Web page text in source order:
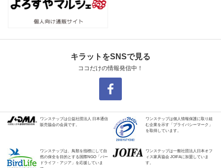
キラットをSNSで見る
ココだけの情報発信中！
ワンステップは公益社団法人 日本通信
販売協会の会員です。
ワンステップは個人情報保護に取り組
む企業を示す「プライバシーマーク」
を取得しています。
ワンステップは、鳥類を指標にして自
然の保全を目的とする国際NGO「バー
ドライフ・アジア」を応援していま
ワンステップは一般社団法人日本オフ
ィス家具協会 JOIFAに加盟していま
す。